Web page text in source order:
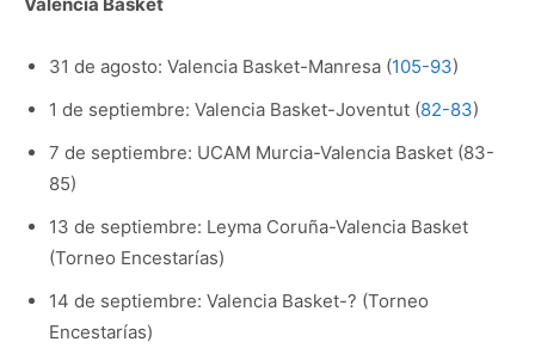
31 de agosto: Valencia Basket-Manresa (105-93)
1 de septiembre: Valencia Basket-Joventut (82-83)
7 de septiembre: UCAM Murcia-Valencia Basket (83-
85)
13 de septiembre: Leyma Coruña-Valencia Basket
(Torneo Encestarías)
14 de septiembre: Valencia Basket-? (Torneo
Encestarías)